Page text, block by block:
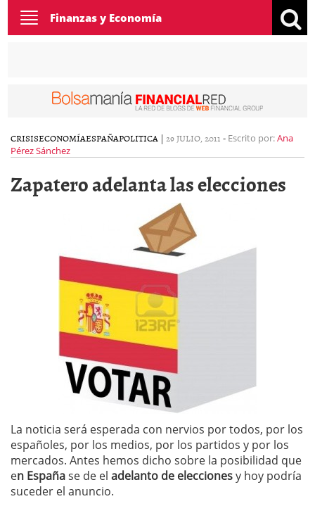
Toggle
navigation
Finanzas y Economía
CRISISECONOMÍAESPAÑAPOLITICA | 29 JULIO, 2011 - Escrito por:Ana
Pérez Sánchez
Zapatero adelanta las elecciones
La noticia será esperada con nervios por todos, por los
españoles, por los medios, por los partidos y por los
mercados. Antes hemos dicho sobre la posibilidad que
en Españase de el adelanto de eleccionesy hoy podría
suceder el anuncio.